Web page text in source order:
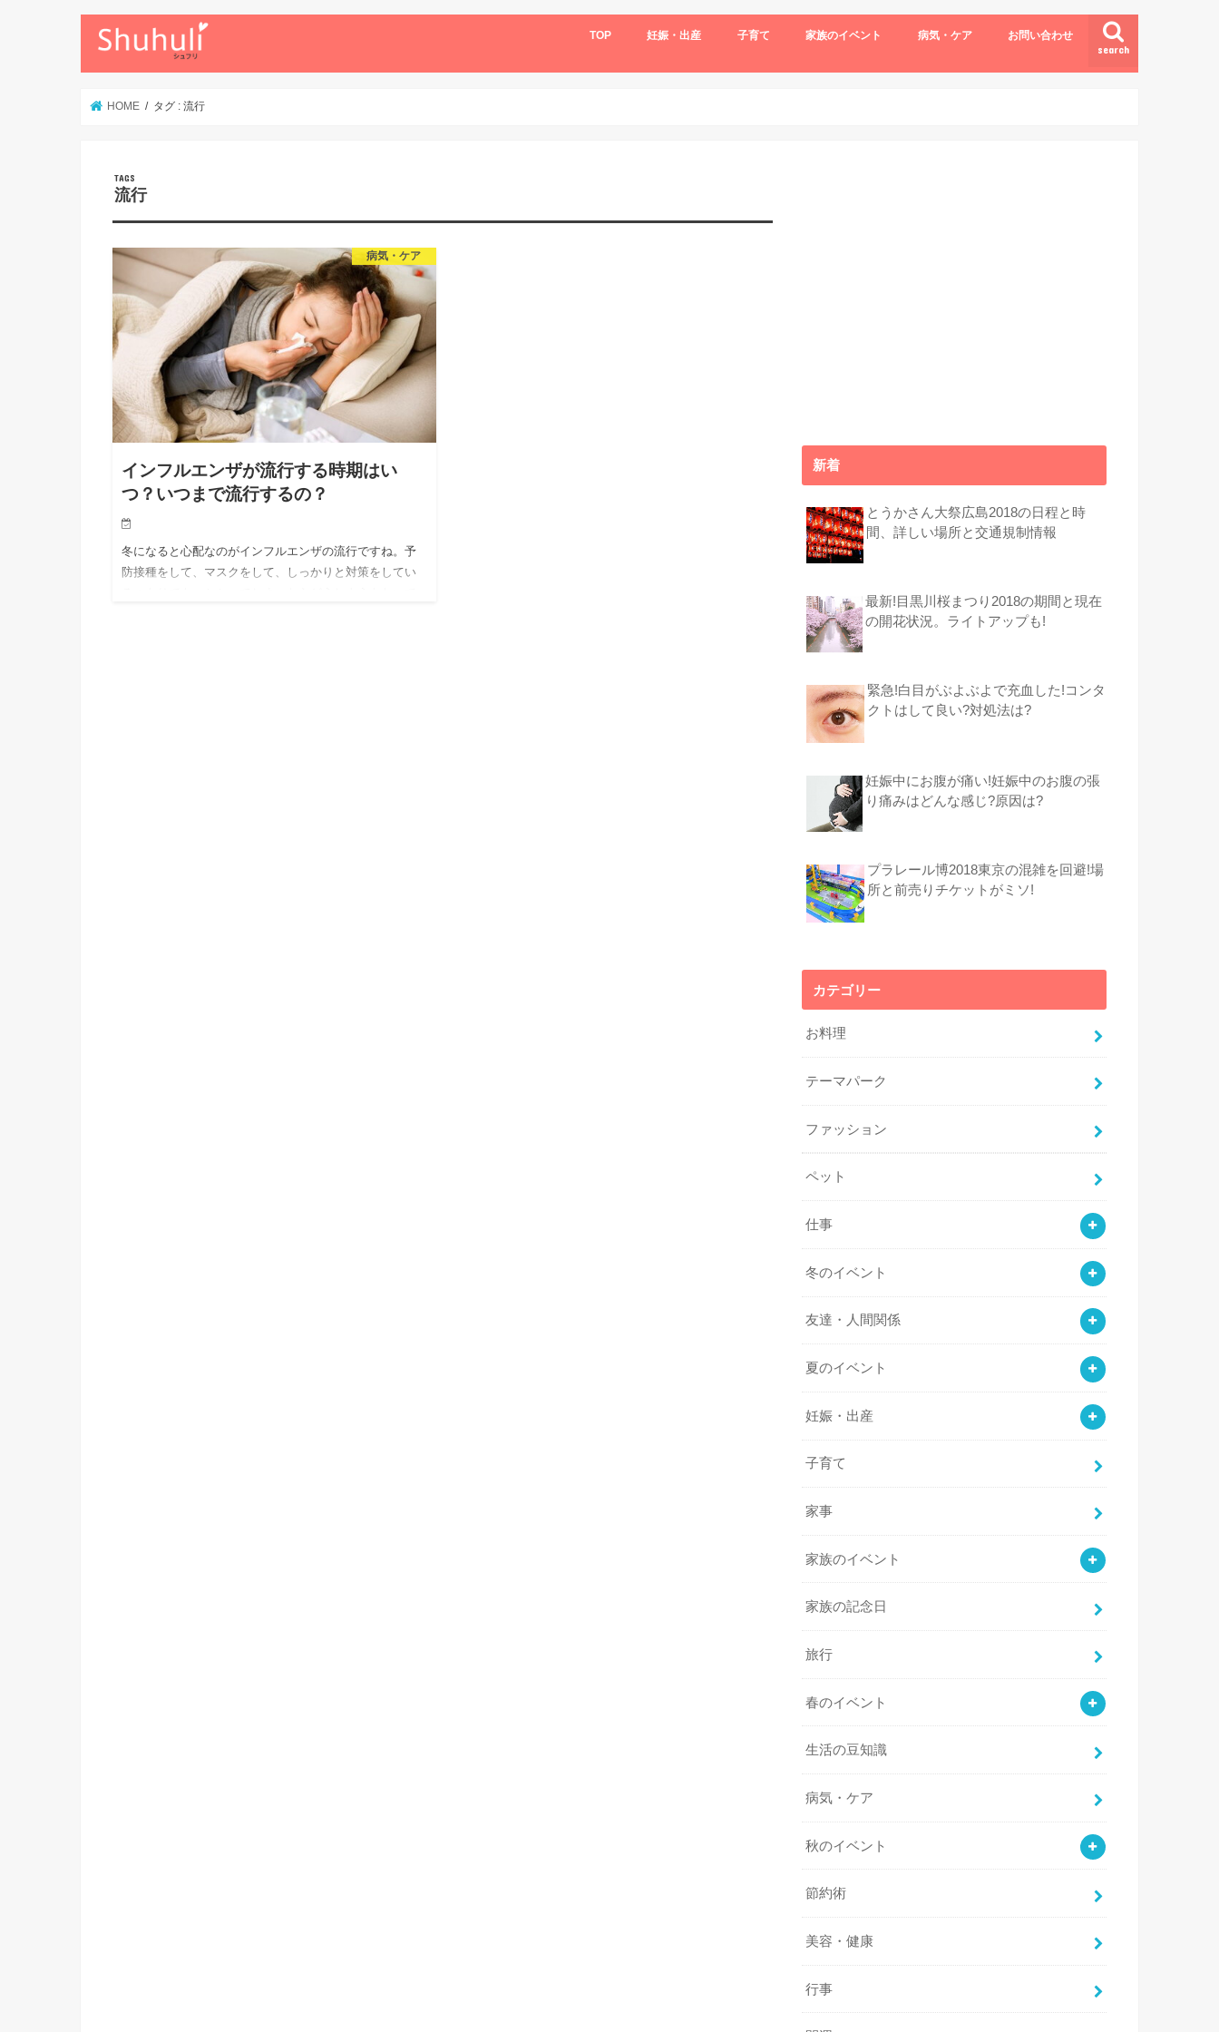
search
TOP 妊娠・出産 子育て 家族のイベント 病気・ケア お問い合わせ
HOME タグ : 流行
流行
病気・ケア
インフルエンザが流行する時期はい
つ？いつまで流行するの？
冬になると心配なのがインフルエンザの流行ですね。予
防接種をして、マスクをして、しっかりと対策をしてい
新着
とうかさん大祭広島2018の日程と時
間、詳しい場所と交通規制情報
最新!目黒川桜まつり2018の期間と現在
の開花状況。ライトアップも!
緊急!白目がぶよぶよで充血した!コンタ
クトはして良い?対処法は?
妊娠中にお腹が痛い!妊娠中のお腹の張
り痛みはどんな感じ?原因は?
プラレール博2018東京の混雑を回避!場
所と前売りチケットがミソ!
カテゴリー
お料理
テーマパーク
ファッション
ペット
仕事
冬のイベント
友達・人間関係
夏のイベント
妊娠・出産
子育て
家事
家族のイベント
家族の記念日
旅行
春のイベント
生活の豆知識
病気・ケア
秋のイベント
節約術
美容・健康
行事